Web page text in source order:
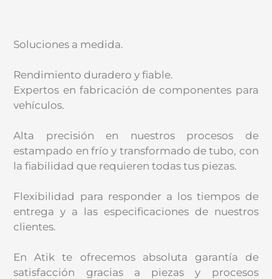
Soluciones a medida.
Rendimiento duradero y fiable.
Expertos en fabricación de componentes para
vehículos.
Alta precisión en nuestros procesos de
estampado en frío y transformado de tubo, con
la fiabilidad que requieren todas tus piezas.
Flexibilidad para responder a los tiempos de
entrega y a las especificaciones de nuestros
clientes.
En Atik te ofrecemos absoluta garantía de
satisfacción gracias a piezas y procesos